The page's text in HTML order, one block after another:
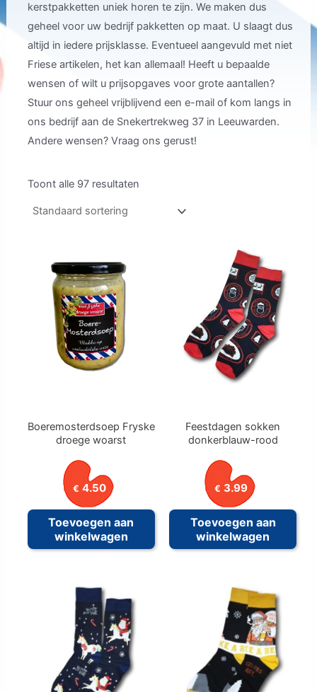
kerstpakketten uniek horen te zijn. We maken dus
geheel voor uw bedrijf pakketten op maat. U slaagt dus
altijd in iedere prijsklasse. Eventueel aangevuld met niet
Friese artikelen, het kan allemaal! Heeft u bepaalde
wensen of wilt u prijsopgaves voor grote aantallen?
Stuur ons geheel vrijblijvend een e-mail of kom langs in
ons bedrijf aan de Snekertrekweg 37 in Leeuwarden.
Andere wensen? Vraag ons gerust!
Toont alle 97 resultaten
Boeremosterdsoep Fryske
droege woarst
€ 4.50
Toevoegen aan
winkelwagen
Feestdagen sokken
donkerblauw-rood
€ 3.99
Toevoegen aan
winkelwagen